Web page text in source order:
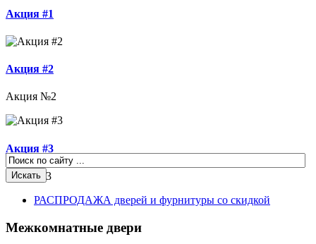
Акция #1
Акция #2
Акция №2
Акция #3
Акция #3
РАСПРОДАЖА дверей и фурнитуры со скидкой
Межкомнатные двери